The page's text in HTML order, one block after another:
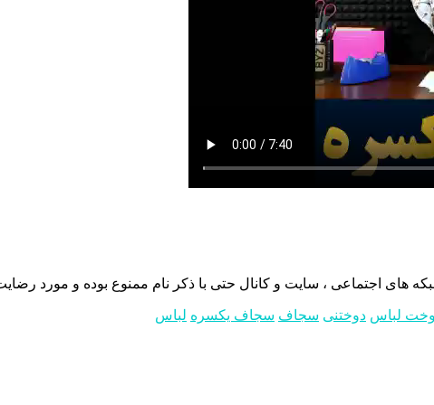
های اجتماعی ، سایت و کانال حتی با ذکر نام ممنوع بوده و مورد
لباس دوختنی سجاف سجاف یکسره لباس